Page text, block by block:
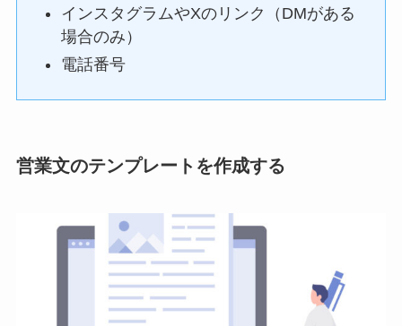
インスタグラムやXのリンク（DMがある
場合のみ）
電話番号
営業文のテンプレートを作成する